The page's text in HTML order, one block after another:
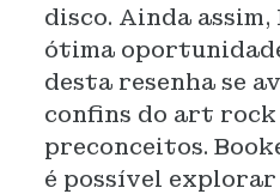
disco. Ainda assim,
ótima
desta resenha se
confins do art rock
preconceitos.
é possível explorar